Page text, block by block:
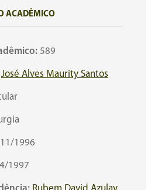
ACADÊMICO
589
José Alves Maurity Santos
1996
1997